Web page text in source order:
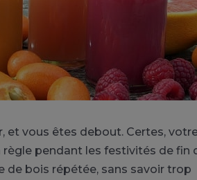
et vous êtes debout. Certes,
pendant les festivités de fin
de bois répétée, sans savoir trop